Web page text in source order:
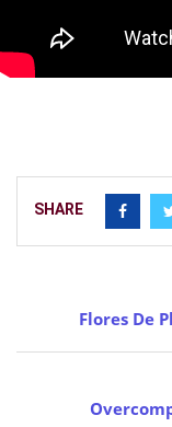
SHARE
Flores De